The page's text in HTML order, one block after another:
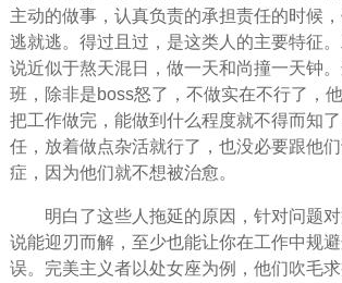
主动的做事，认真负责的承担责任的时候
逃就逃。得过且过，是这类人的主要特征
说近似于熬天混日，做一天和尚撞一天钟
班，除非是boss怒了，不做实在不行了，
把工作做完，能做到什么程度就不得而知
任，放着做点杂活就行了，也没必要跟他
症，因为他们就不想被治愈。
明白了这些人拖延的原因，针对问题
说能迎刃而解，至少也能让你在工作中规
误。完美主义者以处女座为例，他们吹毛